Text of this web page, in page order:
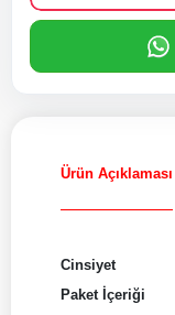
Ürün Açıklaması
Cinsiyet
Paket İçeriği